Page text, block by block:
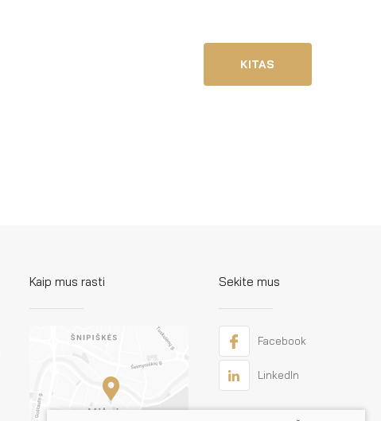
KITAS
Kaip mus rasti Sekite mus
Facebook
LinkedIn